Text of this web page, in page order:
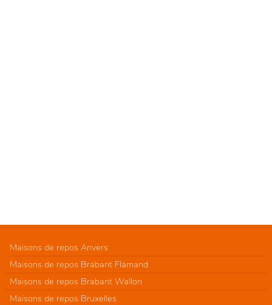
Maisons de repos Anvers
Maisons de repos Brabant Flamand
Maisons de repos Brabant Wallon
Maisons de repos Bruxelles